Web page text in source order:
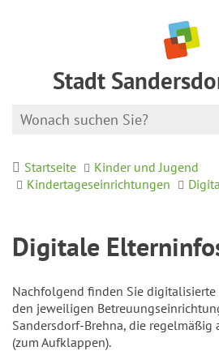
Stadt
Startseite
Kinder und Jugend
Kindertageseinrichtungen
Digitale
Nachfolgend finden Sie
den jeweiligen
Sandersdorf-Brehna, die regelmäßig
(zum Aufklappen).